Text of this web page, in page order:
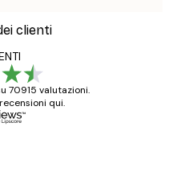
clienti
70915 valutazioni.
qui.